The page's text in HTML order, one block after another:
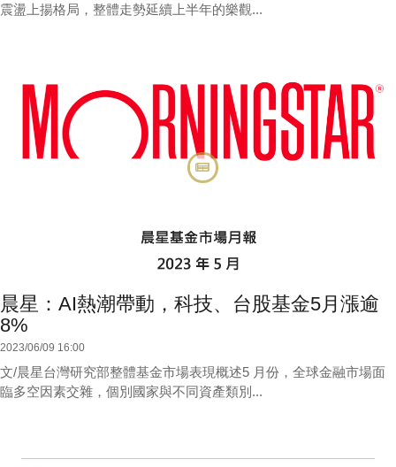
震盪上揚格局，整體走勢延續上半年的樂觀...
晨星：AI熱潮帶動，科技、台股基金5月漲逾
8%
2023/06/09 16:00
文/晨星台灣研究部整體基金市場表現概述5 月份，全球金融市場面
臨多空因素交雜，個別國家與不同資產類別...